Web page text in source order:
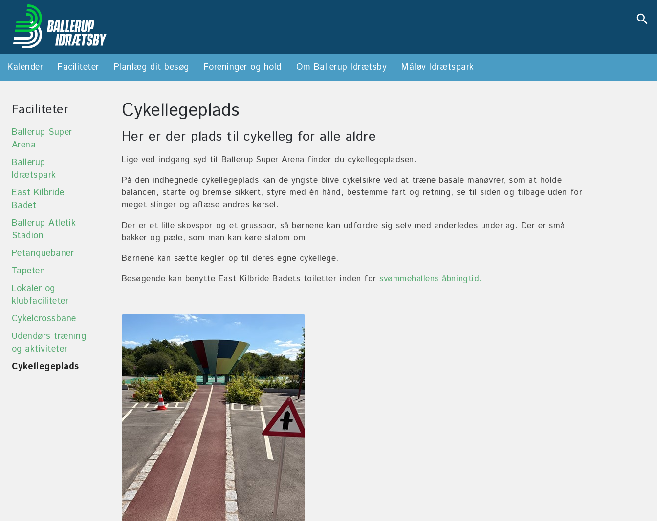
search
search
Kalender Faciliteter Planlæg dit besøg Foreninger og hold Om Ballerup Idrætsby Måløv Idrætspark
Faciliteter
Ballerup Super
Arena
Ballerup
Idrætspark
East Kilbride
Badet
Ballerup Atletik
Stadion
Petanquebaner
Tapeten
Lokaler og
klubfaciliteter
Cykelcrossbane
Udendørs træning
og aktiviteter
Cykellegeplads
Cykellegeplads
Her er der plads til cykelleg for alle aldre
Lige ved indgang syd til Ballerup Super Arena finder du cykellegepladsen.
På den indhegnede cykellegeplads kan de yngste blive cykelsikre ved at træne basale manøvrer, som at holde
balancen, starte og bremse sikkert, styre med én hånd, bestemme fart og retning, se til siden og tilbage uden for
meget slinger og aflæse andres kørsel.
Der er et lille skovspor og et grusspor, så børnene kan udfordre sig selv med anderledes underlag. Der er små
bakker og pæle, som man kan køre slalom om.
Børnene kan sætte kegler op til deres egne cykellege.
Besøgende kan benytte East Kilbride Badets toiletter inden for svømmehallens åbningtid.